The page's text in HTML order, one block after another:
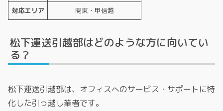
対応エリア
関東・甲信越
松下運送引越部はどのような方に向いてい
る？
松下運送引越部は、オフィスへのサービス・サポートに特
化した引っ越し業者です。